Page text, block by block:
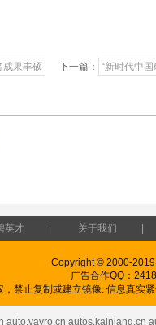
成果丰硕 下一篇： “新时代中
英才 关于我们
Copyright © 2000-
广告合作QQ：
，禁止复制或建立镜像. 信息真实
auto.vavro.cn autos.kainiang.cn